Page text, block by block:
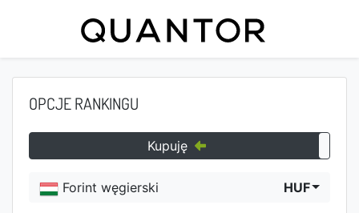
OPCJE RANKINGU
Kupuję
Forint węgierski HUF